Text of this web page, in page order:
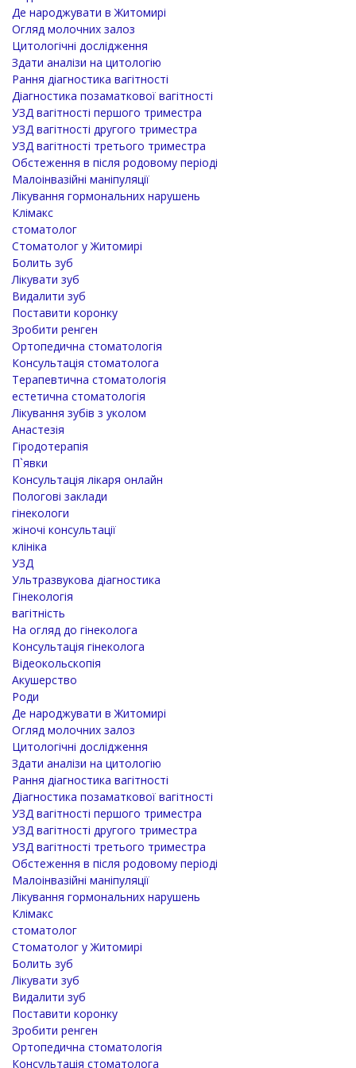
Де народжувати в Житомирі
Огляд молочних залоз
Цитологічні дослідження
Здати аналізи на цитологію
Рання діагностика вагітності
Діагностика позаматкової вагітності
УЗД вагітності першого триместра
УЗД вагітності другого триместра
УЗД вагітності третього триместра
Обстеження в після родовому періоді
Малоінвазійні маніпуляції
Лікування гормональних нарушень
Клімакс
стоматолог
Стоматолог у Житомирі
Болить зуб
Лікувати зуб
Видалити зуб
Поставити коронку
Зробити ренген
Ортопедична стоматологія
Консультація стоматолога
Терапевтична стоматологія
естетична стоматологія
Лікування зубів з уколом
Анастезія
Гіродотерапія
П`явки
Консультація лікаря онлайн
Пологові заклади
гінекологи
жіночі консультації
клініка
УЗД
Ультразвукова діагностика
Гінекологія
вагітність
На огляд до гінеколога
Консультація гінеколога
Відеокольскопія
Акушерство
Роди
Де народжувати в Житомирі
Огляд молочних залоз
Цитологічні дослідження
Здати аналізи на цитологію
Рання діагностика вагітності
Діагностика позаматкової вагітності
УЗД вагітності першого триместра
УЗД вагітності другого триместра
УЗД вагітності третього триместра
Обстеження в після родовому періоді
Малоінвазійні маніпуляції
Лікування гормональних нарушень
Клімакс
стоматолог
Стоматолог у Житомирі
Болить зуб
Лікувати зуб
Видалити зуб
Поставити коронку
Зробити ренген
Ортопедична стоматологія
Консультація стоматолога